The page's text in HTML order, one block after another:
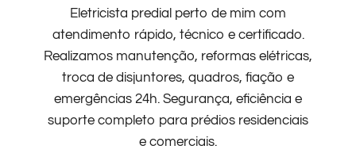
Eletricista predial perto de mim com
atendimento rápido, técnico e certificado.
Realizamos manutenção, reformas elétricas,
troca de disjuntores, quadros, fiação e
emergências 24h. Segurança, eficiência e
suporte completo para prédios residenciais
e comerciais.